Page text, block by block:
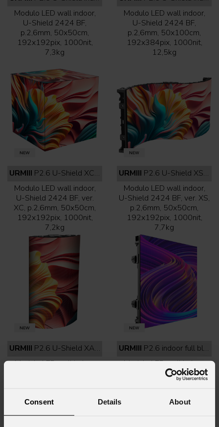
Consent Details About
Modulo LED wall indoor,
U-Shield 2424 BF,
p.2,6mm, 50x50cm,
192x192pix, 1000nit,
7,3kg
Modulo LED wall indoor,
U-Shield 2424 BF,
p.2,6mm, 50x100cm,
192x384pix, 1000nit,
12,5kg
URMIII P2.6 U-Shield XC indoor full black
Modulo LED wall indoor,
U-Shield 2424 BF, ver.
XC, p.2,6mm, 50x50cm,
192x192pix, 1000nit,
7,2kg
URMIII P2.6 U-Shield XS indoor full black
Modulo LED wall indoor,
U-Shield 2424 BF, ver. XS,
p.2,6mm, 50x50cm,
192x192pix, 1000nit,
7,7kg
URMIII P2.6 U-Shield XA indoor full black
Modulo LED wall indoor
25x50cm,96x192pix,1000
nit
URMIII P2.6 indoor full black
Modulo LED wall indoor,
SMD1515 BF, p.2,6mm,
50x50cm, 192x192pix,